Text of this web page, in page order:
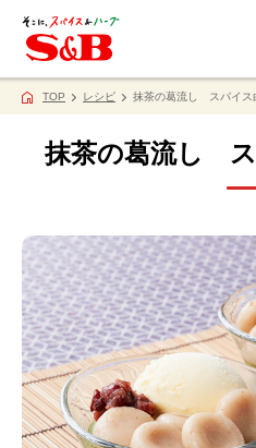
TOP レシピ 抹茶の葛流し スパイス
抹茶の葛流し